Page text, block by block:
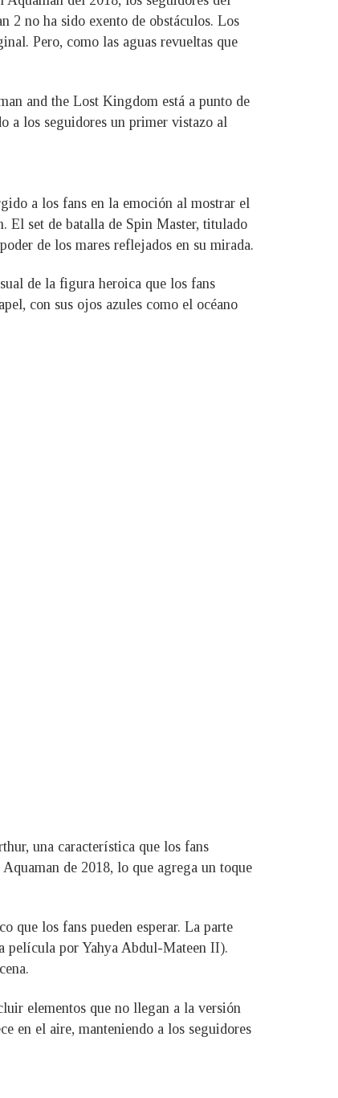
2 no ha sido exento de obstáculos. Los
Pero, como las aguas revueltas que
and the Lost Kingdom está a punto de
a los seguidores un primer vistazo al
a los fans en la emoción al mostrar el
El set de batalla de Spin Master, titulado
de los mares reflejados en su mirada.
de la figura heroica que los fans
con sus ojos azules como el océano
una característica que los fans
de 2018, lo que agrega un toque
que los fans pueden esperar. La parte
película por Yahya Abdul-Mateen II).
elementos que no llegan a la versión
en el aire, manteniendo a los seguidores